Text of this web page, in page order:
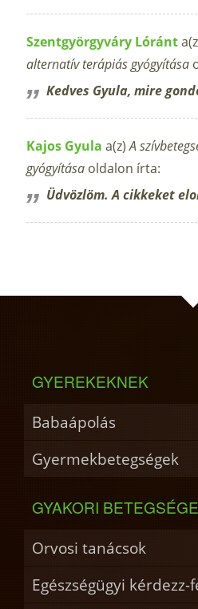
Szentgyörgyváry Lóránt
alternatív terápiás gyógyítása
Kedves Gyula, mire
Kajos Gyula a(z)A
gyógyítása oldalon írta:
Üdvözlöm. A cikkeket
GYEREKEKNEK
Babaápolás
Gyermekbetegségek
GYAKORI
Orvosi tanácsok
Egészségügyi kérdezz-